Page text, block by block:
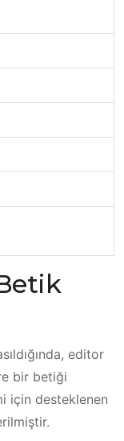
editor
bir betiği
için desteklenen